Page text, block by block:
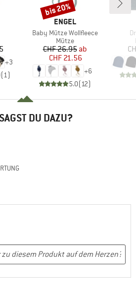
+3
(1)
MARKE
ENGEL
Artikel
Baby Mütze Wollfleece
Produktgruppe
Mütze
Preis
CHF 26.95reduzierter Preis
ab
CHF 21.56
+6
5.0(12)
Rabatt
bis 20%
DU DAZU?